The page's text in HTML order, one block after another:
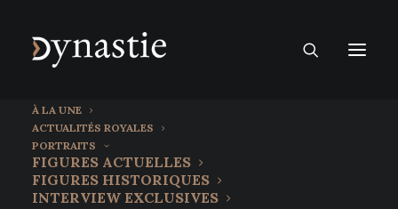
À LA UNE
ACTUALITÉS ROYALES
PORTRAITS
FIGURES ACTUELLES
FIGURES HISTORIQUES
INTERVIEW EXCLUSIVES